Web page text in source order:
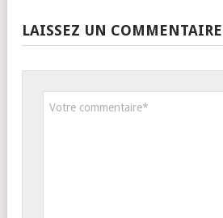
LAISSEZ UN COMMENTAIRE